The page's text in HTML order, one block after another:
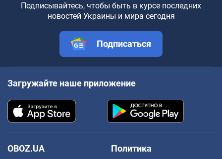
Подписывайтесь, чтобы быть в курсе последних
новостей Украины и мира сегодня
Подписаться
Загружайте наше приложение
OBOZ.UA
Политика